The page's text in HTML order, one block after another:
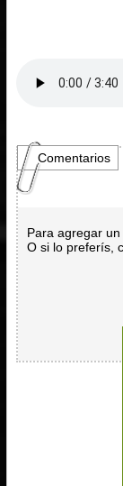
Comentarios
Para agregar
O si lo preferís,